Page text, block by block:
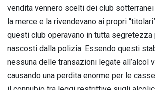
vendita vennero scelti dei club
la merce e la rivendevano ai propri
questi club operavano in tutta segretezza
nascosti dalla polizia. Essendo questi
nessuna delle transazioni legate all’alcol
causando una perdita enorme per le